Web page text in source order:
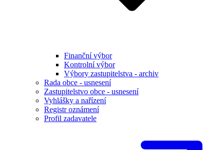
Finanční výbor
Kontrolní výbor
Výbory zastupitelstva - archiv
Rada obce - usnesení
Zastupitelstvo obce - usnesení
Vyhlášky a nařízení
Registr oznámení
Profil zadavatele